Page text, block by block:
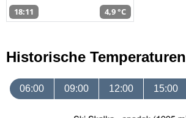
18:11 4,9 °C
Historische Temperaturen
06:00 09:00 12:00 15:00